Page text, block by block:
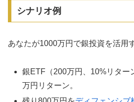
シナリオ例
あなたが1000万円で銀投資を活用
銀ETF（200万円、10%リター
万円リターン。